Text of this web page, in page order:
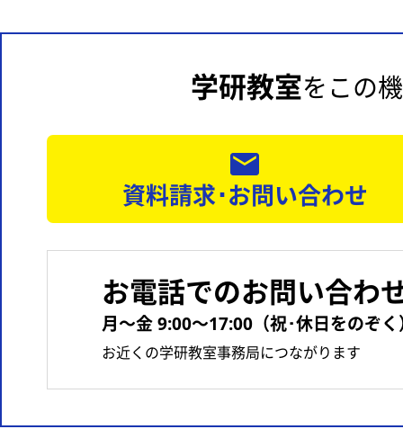
学研教室をこの
資料請求･お問い合わせ
お電話でのお問い合わ
月〜金 9:00〜17:00（祝･休日をのぞく
お近くの学研教室事務局につながります